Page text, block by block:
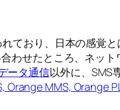
ており、日本の感覚
わせたところ、ネッ
ータ通信以外に、SMS
Orange MMS, Orange